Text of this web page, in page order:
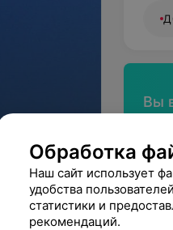
Вы
Обработка
Наш сайт использует
удобства
статистики и
рекомендаций.